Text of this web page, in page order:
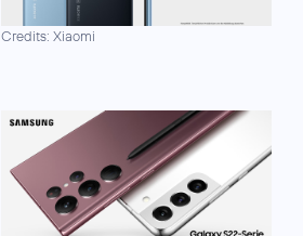
Credits: Xiaomi